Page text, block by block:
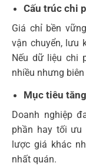
Cấu trúc chi
Giá chỉ bền
vận chuyển, lưu
Nếu dữ liệu chi
nhiều nhưng
Mục tiêu
Doanh nghiệp
phần hay tối ưu
lược giá khác
nhất quán.